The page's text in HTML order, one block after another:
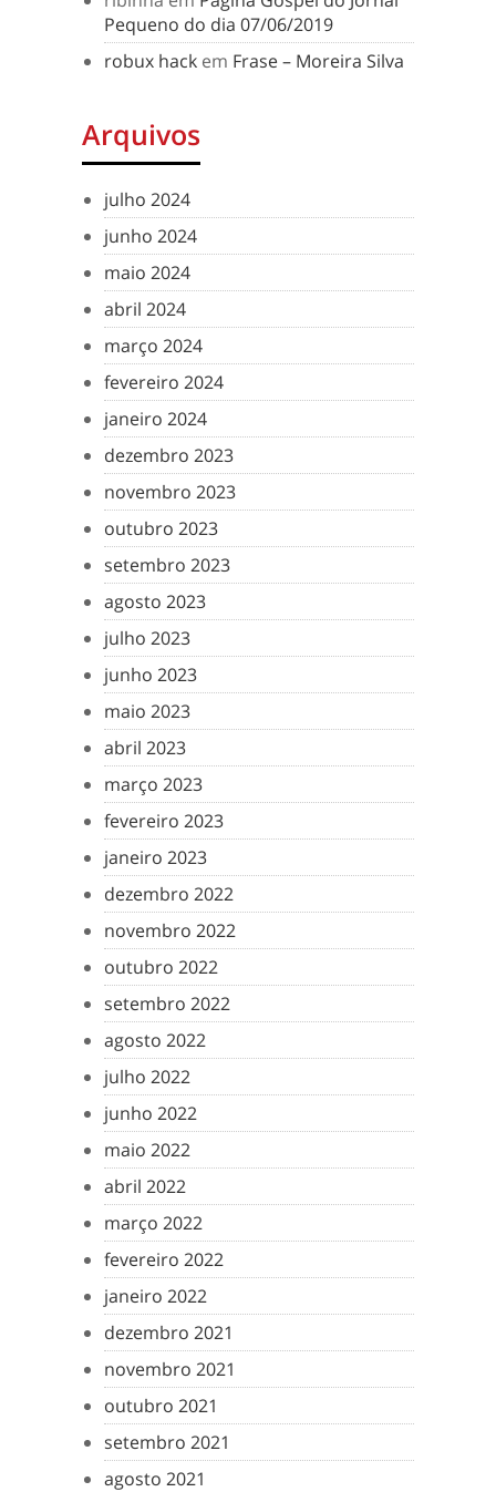
Pequeno do dia 07/06/2019
robux hack em Frase – Moreira Silva
Arquivos
julho 2024
junho 2024
maio 2024
abril 2024
março 2024
fevereiro 2024
janeiro 2024
dezembro 2023
novembro 2023
outubro 2023
setembro 2023
agosto 2023
julho 2023
junho 2023
maio 2023
abril 2023
março 2023
fevereiro 2023
janeiro 2023
dezembro 2022
novembro 2022
outubro 2022
setembro 2022
agosto 2022
julho 2022
junho 2022
maio 2022
abril 2022
março 2022
fevereiro 2022
janeiro 2022
dezembro 2021
novembro 2021
outubro 2021
setembro 2021
agosto 2021